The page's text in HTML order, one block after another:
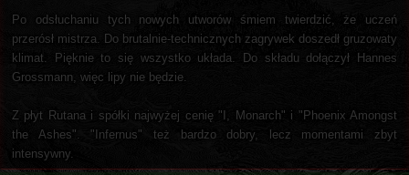
Po odsłuchaniu tych nowych utworów śmiem twierdzić, że uczeń
przerósł mistrza. Do brutalnie-technicznych zagrywek doszedł gruzowaty
klimat. Pięknie to się wszystko układa. Do składu dołączył Hannes
Grossmann, więc lipy nie będzie.
Z płyt Rutana i spółki najwyżej cenię "I, Monarch" i "Phoenix Amongst
the Ashes". "Infernus" też bardzo dobry, lecz momentami zbyt
intensywny.